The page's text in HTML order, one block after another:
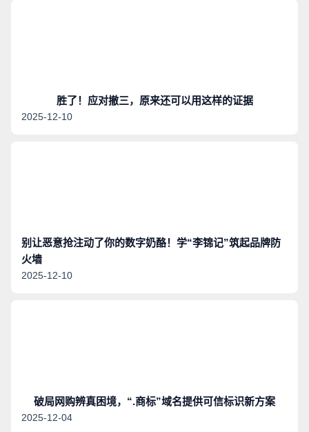
胜了！应对撤三，原来还可以用这样的证据
2025-12-10
别让恶意抢注动了你的数字奶酪！学“李锦记”筑起品牌防
火墙
2025-12-10
破局网购辨真困境，“.商标”域名提供可信标识新方案
2025-12-04